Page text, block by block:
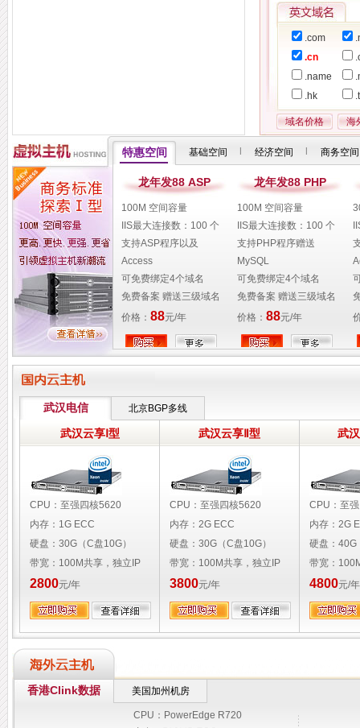
.com
.cn
.name
.hk
域名价格 海
特惠空间 基础空间 | 经济空间 | 商务空间
龙年发88 ASP
100M 空间容量
IIS最大连接数：100 个
支持ASP程序以及
Access
可免费绑定4个域名
免费备案 赠送三级域名
价格： 88元/年
龙年发88 PHP
100M 空间容量
IIS最大连接数：100 个
支持PHP程序赠送
MySQL
可免费绑定4个域名
免费备案 赠送三级域名
价格： 88元/年
武汉电信 北京BGP多线
武汉云享Ⅰ型
CPU：至强四核5620
内存：1G ECC
硬盘：30G（C盘10G）
带宽：100M共享，独立IP
2800元/年
武汉云享Ⅱ型
CPU：至强四核5620
内存：2G ECC
硬盘：30G（C盘10G）
带宽：100M共享，独立IP
3800元/年
武
CPU：至
内存：2G
硬盘：40G
带宽：
4800元/年
香港Clink数据 美国加州机房
CPU：PowerEdge R720